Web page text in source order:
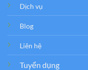
Dịch vụ
Blog
Liên hệ
Tuyển dụng